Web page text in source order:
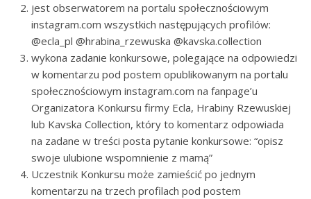
jest obserwatorem na portalu społecznościowym
instagram.com wszystkich następujących profilów:
@ecla_pl @hrabina_rzewuska @kavska.collection
wykona zadanie konkursowe, polegające na odpowiedzi
w komentarzu pod postem opublikowanym na portalu
społecznościowym instagram.com na fanpage’u
Organizatora Konkursu firmy Ecla, Hrabiny Rzewuskiej
lub Kavska Collection, który to komentarz odpowiada
na zadane w treści posta pytanie konkursowe: “opisz
swoje ulubione wspomnienie z mamą”
Uczestnik Konkursu może zamieścić po jednym
komentarzu na trzech profilach pod postem